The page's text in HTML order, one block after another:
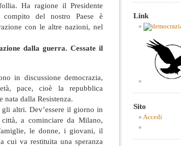
Ha ragione il Presidente
del nostro Paese è
con le altre nazioni, nel
dalla guerra. Cessate il
in discussione democrazia,
pace, cioè la repubblica
nata dalla Resistenza.
altri. Dev’essere il giorno in
a cominciare da Milano,
le donne, i giovani, il
cui va restituita una speranza
Link
Sito
Accedi